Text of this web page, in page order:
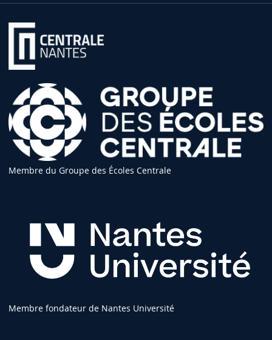
Membre du Groupe des Écoles Centrale
Membre fondateur de Nantes Université